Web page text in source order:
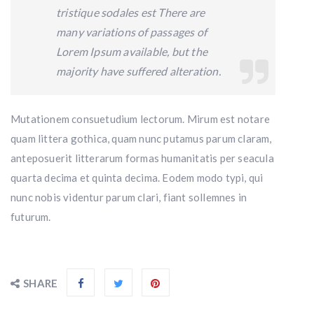
tristique sodales est There are
many variations of passages of
Lorem Ipsum available, but the
majority have suffered alteration.
Mutationem consuetudium lectorum. Mirum est notare
quam littera gothica, quam nunc putamus parum claram,
anteposuerit litterarum formas humanitatis per seacula
quarta decima et quinta decima. Eodem modo typi, qui
nunc nobis videntur parum clari, fiant sollemnes in
futurum.
SHARE